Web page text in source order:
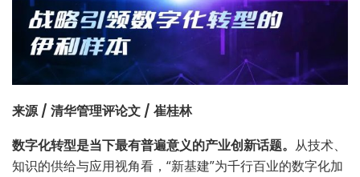
来源 / 清华管理评论文 / 崔桂林
数字化转型是当下最有普遍意义的产业创新话题。 从技术、
知识的供给与应用视角看，“新基建”为千行百业的数字化加